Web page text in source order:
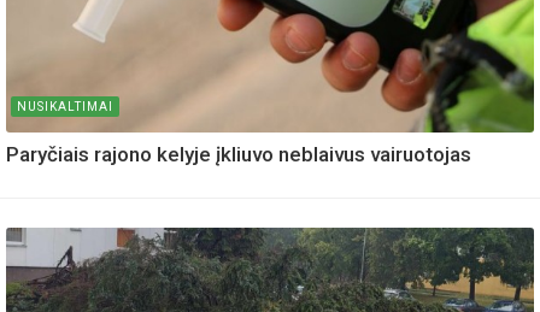
NUSIKALTIMAI
Paryčiais rajono kelyje įkliuvo neblaivus vairuotojas